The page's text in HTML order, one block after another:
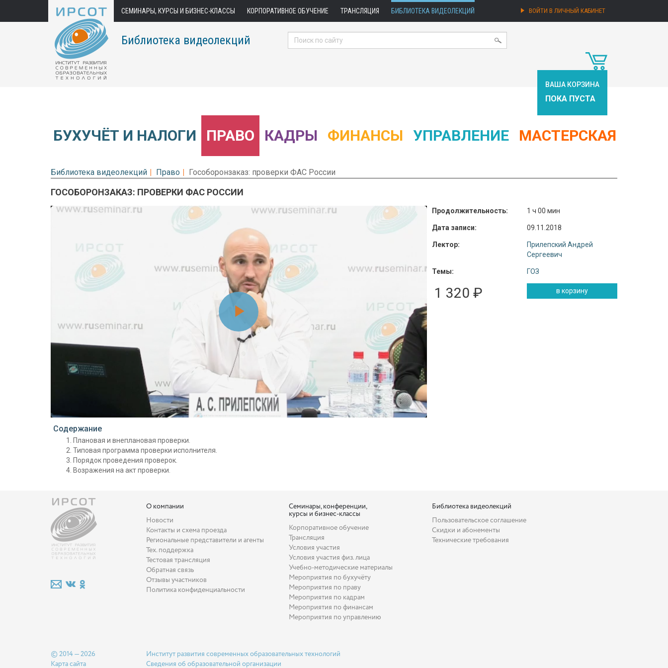
СЕМИНАРЫ, КУРСЫ И БИЗНЕС-КЛАССЫ КОРПОРАТИВНОЕ ОБУЧЕНИЕ ТРАНСЛЯЦИЯ БИБЛИОТЕКА ВИДЕОЛЕКЦИЙ ВОЙТИ В ЛИЧНЫЙ КАБИНЕТ
Библиотека видеолекций
ВАША КОРЗИНА
ПОКА ПУСТА
БУХУЧЁТ И НАЛОГИ ПРАВО КАДРЫ ФИНАНСЫ УПРАВЛЕНИЕ МАСТЕРСКАЯ
Библиотека видеолекций Право Гособоронзаказ: проверки ФАС России
ГОСОБОРОНЗАКАЗ: ПРОВЕРКИ ФАС РОССИИ
Предварительный просмотр. Фрагмент
Воспроизвести
видео
Продолжительность: 1 ч 00 мин
Дата записи: 09.11.2018
Лектор:
Прилепский Андрей
Сергеевич
Темы: ГОЗ
1 320 ₽
Содержание
Плановая и внеплановая проверки.
Типовая программа проверки исполнителя.
Порядок проведения проверок.
Возражения на акт проверки.
О компании
Новости
Контакты и схема проезда
Региональные представители и агенты
Тех. поддержка
Тестовая трансляция
Обратная связь
Отзывы участников
Политика конфиденциальности
Семинары, конференции,
курсы и бизнес-классы
Корпоративное обучение
Трансляция
Условия участия
Условия участия физ. лица
Учебно-методические материалы
Мероприятия по бухучёту
Мероприятия по праву
Мероприятия по кадрам
Мероприятия по финансам
Мероприятия по управлению
Библиотека видеолекций
Пользовательское соглашение
Скидки и абонементы
Технические требования
© 2014 — 2026
Карта сайта
Институт развития современных образовательных технологий
Сведения об образовательной организации